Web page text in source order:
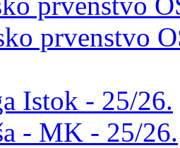
prvenstvo
Istok - 25/26.
- MK - 25/26.